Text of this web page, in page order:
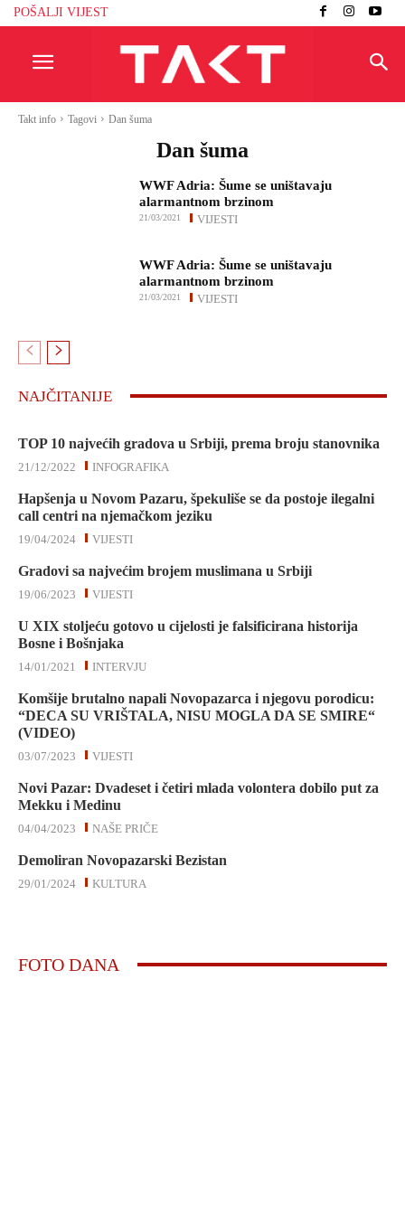
POŠALJI VIJEST
Takt info Tagovi Dan šuma
Dan šuma
WWF Adria: Šume se uništavaju
alarmantnom brzinom
VIJESTI
21/03/2021
WWF Adria: Šume se uništavaju
alarmantnom brzinom
VIJESTI
21/03/2021
NAJČITANIJE
TOP 10 najvećih gradova u Srbiji, prema broju stanovnika
INFOGRAFIKA
21/12/2022
Hapšenja u Novom Pazaru, špekuliše se da postoje ilegalni
call centri na njemačkom jeziku
VIJESTI
19/04/2024
Gradovi sa najvećim brojem muslimana u Srbiji
VIJESTI
19/06/2023
U XIX stoljeću gotovo u cijelosti je falsificirana historija
Bosne i Bošnjaka
INTERVJU
14/01/2021
Komšije brutalno napali Novopazarca i njegovu porodicu:
“DECA SU VRIŠTALA, NISU MOGLA DA SE SMIRE“
(VIDEO)
VIJESTI
03/07/2023
Novi Pazar: Dvadeset i četiri mlada volontera dobilo put za
Mekku i Medinu
NAŠE PRIČE
04/04/2023
Demoliran Novopazarski Bezistan
KULTURA
29/01/2024
FOTO DANA